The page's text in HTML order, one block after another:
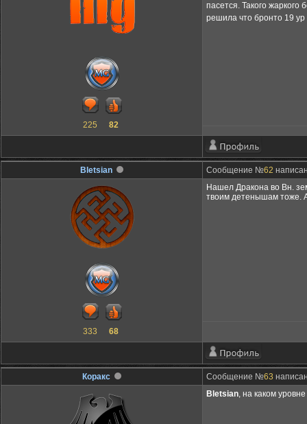
225 82
пасется. Такого
решила что бронто 19 ур
Bletsian Сообщение №62
333 68
Нашел Дракона во Вн.
твоим детенышам тоже.
Коракс Сообщение №63
Bletsian, на каком